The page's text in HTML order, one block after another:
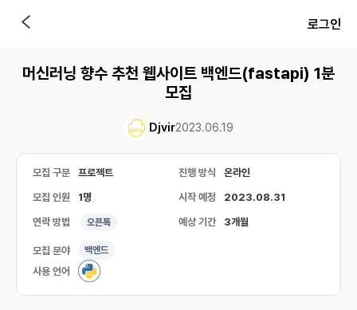
로그인
머신러닝 향수 추천 웹사이트 백엔드(fastapi) 1분
모집
Djvir2023.06.19
모집 구분 프로젝트 진행 방식 온라인
모집 인원 1명 시작 예정 2023.08.31
연락 방법 오픈톡 예상 기간 3개월
모집 분야 백엔드
사용 언어